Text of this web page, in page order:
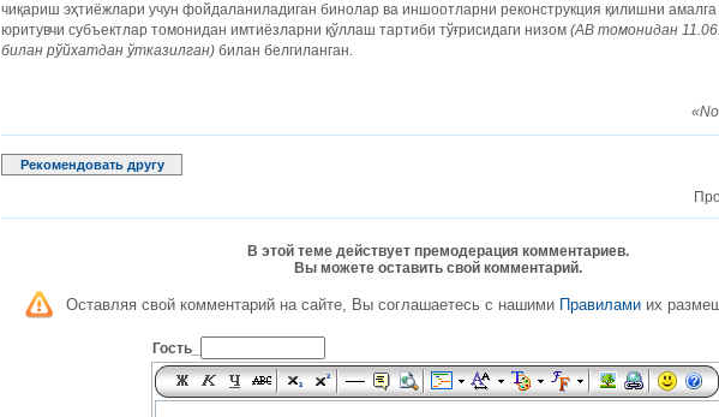
чиқариш эҳтиёжлари учун фойдаланиладиган бинолар ва иншоотларни реконструкция қилишни
юритувчи субъектлар томонидан имтиёзларни қўллаш тартиби тўғрисидаги низом (АВ томонидан
билан рўйхатдан ўтказилган) билан белгиланган.
Рекомендовать другу
В этой теме действует премодерация комментариев.
Вы можете оставить свой комментарий.
Оставляя свой комментарий на сайте, Вы соглашаетесь с нашими Правилами их
Гость_